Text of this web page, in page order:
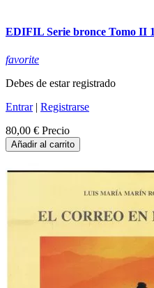
EDIFIL Serie bronce Tomo II
favorite
Debes de estar registrado
Entrar| Registrarse
80,00 € Precio
Añadir al carrito